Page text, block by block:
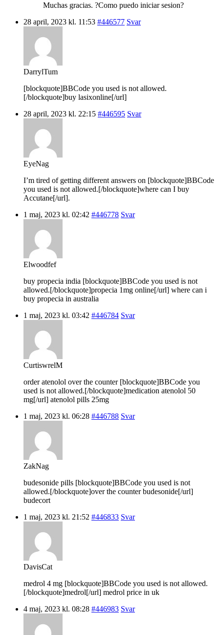
Muchas gracias. ?Como puedo iniciar sesion?
28 april, 2023 kl. 11:53 #446577 Svar
DarrylTum
[blockquote]BBCode you used is not allowed.
[/blockquote]buy lasixonline[/url]
28 april, 2023 kl. 22:15 #446595 Svar
EyeNag
I’m tired of getting different answers on [blockquote]BBCode
you used is not allowed.[/blockquote]where can I buy
Accutane[/url].
1 maj, 2023 kl. 02:42 #446778 Svar
Elwoodfef
buy propecia india [blockquote]BBCode you used is not
allowed.[/blockquote]propecia 1mg online[/url] where can i
buy propecia in australia
1 maj, 2023 kl. 03:42 #446784 Svar
CurtiswrelM
order atenolol over the counter [blockquote]BBCode you
used is not allowed.[/blockquote]medication atenolol 50
mg[/url] atenolol pills 25mg
1 maj, 2023 kl. 06:28 #446788 Svar
ZakNag
budesonide pills [blockquote]BBCode you used is not
allowed.[/blockquote]over the counter budesonide[/url]
budecort
1 maj, 2023 kl. 21:52 #446833 Svar
DavisCat
medrol 4 mg [blockquote]BBCode you used is not allowed.
[/blockquote]medrol[/url] medrol price in uk
4 maj, 2023 kl. 08:28 #446983 Svar